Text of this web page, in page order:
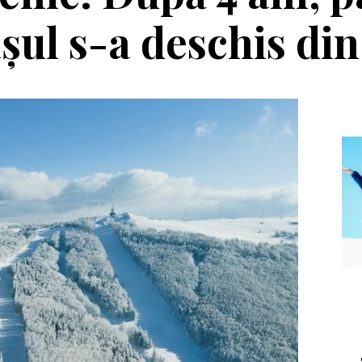
s-a deschis
Echipament
Casca Salomon Pioneer
Visor
Editorial
Winter Tour și
reîntâlnirea cu
muntele, la